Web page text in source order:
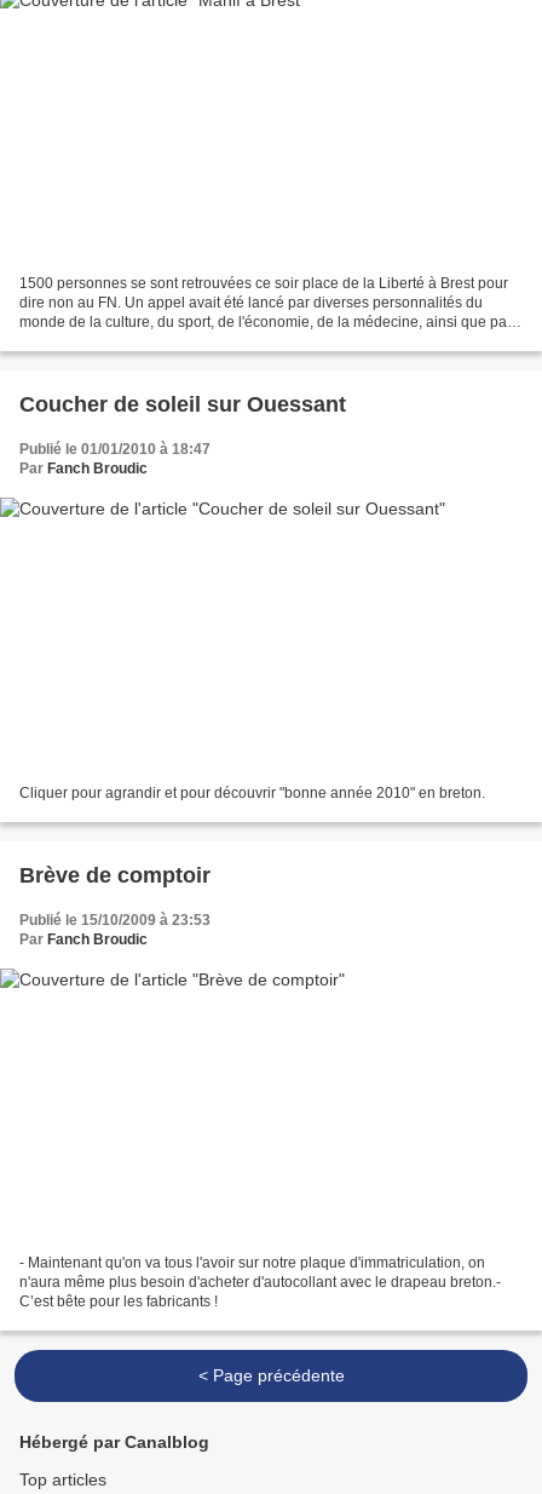
1500 personnes se sont retrouvées ce soir place de la Liberté à Brest pour
dire non au FN. Un appel avait été lancé par diverses personnalités du
monde de la culture, du sport, de l'économie, de la médecine, ainsi que par
Coucher de soleil sur Ouessant
Publié le 01/01/2010 à 18:47
Par Fanch Broudic
Cliquer pour agrandir et pour découvrir "bonne année 2010" en breton.
Brève de comptoir
Publié le 15/10/2009 à 23:53
Par Fanch Broudic
- Maintenant qu'on va tous l'avoir sur notre plaque d'immatriculation, on
n'aura même plus besoin d'acheter d'autocollant avec le drapeau breton.-
C’est bête pour les fabricants !
< Page précédente
Hébergé par Canalblog
Top articles